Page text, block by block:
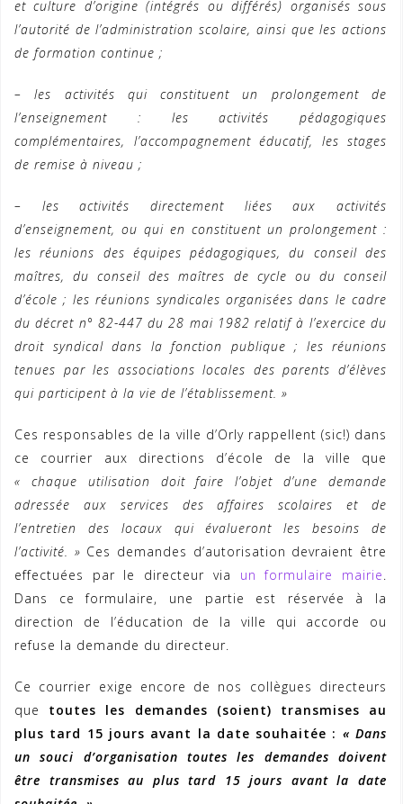
et culture d’origine (intégrés ou différés) organisés sous
l’autorité de l’administration scolaire, ainsi que les actions
de formation continue ;
– les activités qui constituent un prolongement de
l’enseignement : les activités pédagogiques
complémentaires, l’accompagnement éducatif, les stages
de remise à niveau ;
– les activités directement liées aux activités
d’enseignement, ou qui en constituent un prolongement :
les réunions des équipes pédagogiques, du conseil des
maîtres, du conseil des maîtres de cycle ou du conseil
d’école ; les réunions syndicales organisées dans le cadre
du décret n° 82-447 du 28 mai 1982 relatif à l’exercice du
droit syndical dans la fonction publique ; les réunions
tenues par les associations locales des parents d’élèves
qui participent à la vie de l’établissement. »
Ces responsables de la ville d’Orly rappellent (sic!) dans
ce courrier aux directions d’école de la ville que
« chaque utilisation doit faire l’objet d’une demande
adressée aux services des affaires scolaires et de
l’entretien des locaux qui évalueront les besoins de
l’activité. » Ces demandes d’autorisation devraient être
effectuées par le directeur via un formulaire mairie.
Dans ce formulaire, une partie est réservée à la
direction de l’éducation de la ville qui accorde ou
refuse la demande du directeur.
Ce courrier exige encore de nos collègues directeurs
que
toutes les demandes (soient) transmises au
plus tard 15 jours avant la date souhaitée : « Dans
un souci d’organisation toutes les demandes doivent
être transmises au plus tard 15 jours avant la date